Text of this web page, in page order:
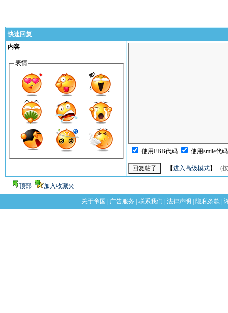
快速回复
内容
表情
使用EBB代码 使用smile代
【进入高级模式】 (
顶部 加入收藏夹
关于帝国 广告服务 联系我们 法律声明 隐私条款